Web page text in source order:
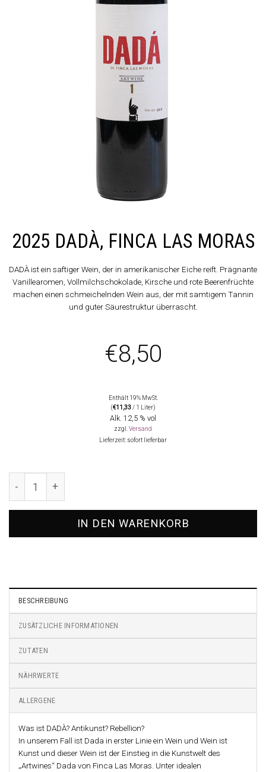
2025 DADÀ, FINCA LAS MORAS
DADÀ ist ein saftiger Wein, der in amerikanischer Eiche reift. Prägnante
Vanillearomen, Vollmilchschokolade, Kirsche und rote Beerenfrüchte
machen einen schmeichelnden Wein aus, der mit samtigem Tannin
und guter Säurestruktur überrascht.
€8,50
Enthält 19% MwSt.
(€11,33/ 1 Liter)
Alk. 12,5 % vol
zzgl.Versand
Lieferzeit: sofort lieferbar
IN DEN WARENKORB
BESCHREIBUNG
ZUSÄTZLICHE INFORMATIONEN
ZUTATEN
NÄHRWERTE
ALLERGENE
Was ist DADÀ? Antikunst? Rebellion?
In unserem Fall ist Dada in erster Linie ein Wein und Wein ist
Kunst und dieser Wein ist der Einstieg in die Kunstwelt des
„Artwines“ Dada von Finca Las Moras. Unter idealen